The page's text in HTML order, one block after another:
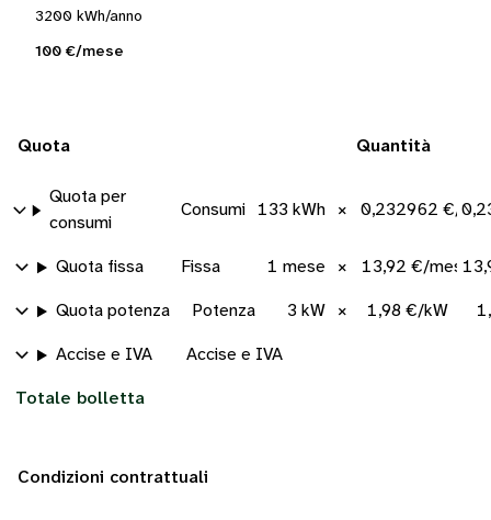
3200 kWh/anno
100 €/mese
Quota Quantità
Quota per
consumi
Consumi 133 kWh × 0,232962 €/
Quota fissa Fissa 1 mese × 13,92 €/mese
Quota potenza Potenza 3 kW × 1,98 €/kW
Accise e IVA Accise e IVA
Totale bolletta
Condizioni contrattuali